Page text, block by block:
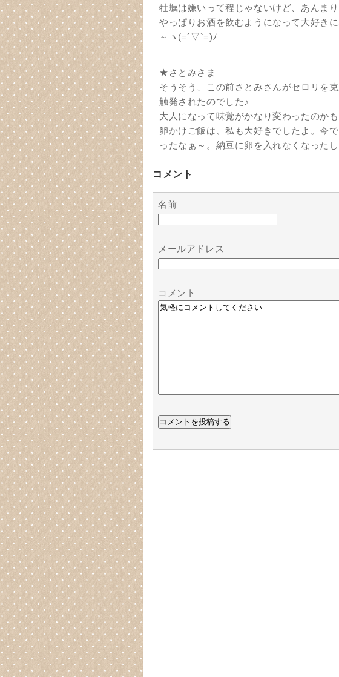
牡蠣は嫌いって程じゃないけど、あんま
やっぱりお酒を飲むようになって大好き
～ヽ(=´▽`=)ﾉ
★さとみさま
そうそう、この前さとみさんがセロリを
触発されたのでした♪
大人になって味覚がかなり変わったのかも
卵かけご飯は、私も大好きでしたよ。今
ったなぁ～。納豆に卵を入れなくなったし
コメント
名前
メールアドレス
コメント